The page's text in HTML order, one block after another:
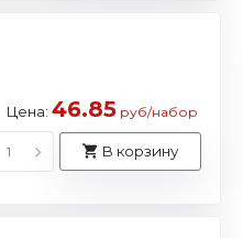
Цена: 46.85 руб/набор
В корзину